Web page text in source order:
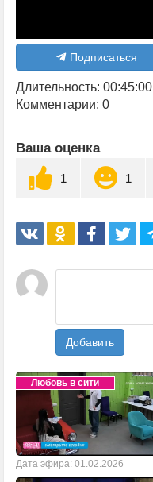
Подписаться
Длительность: 00:45:00
Комментарии: 0
Ваша оценка
1 1
Добавить
Любовь в сити
Дата эфира: 01.02.2026